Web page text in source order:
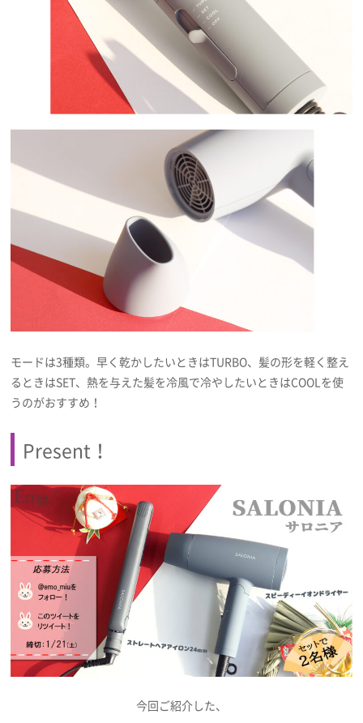
モードは3種類。早く乾かしたいときはTURBO、髪の形を軽く整え
るときはSET、熱を与えた髪を冷風で冷やしたいときはCOOLを使
うのがおすすめ！
Present！
今回ご紹介した、